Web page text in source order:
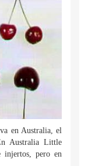
en Australia, el
Australia Little
injertos, pero en